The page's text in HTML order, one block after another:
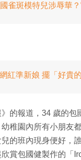
雀斑模特兒涉辱華
紅準新娘 擺「好貴
的報道，34 歲的
稚園內所有小朋友
的班內現身便好，
賞包國健製作的「